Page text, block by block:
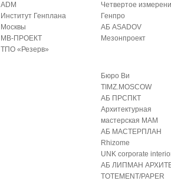
ADM
Институт Генплана
Москвы
МВ-ПРОЕКТ
ТПО «Резерв»
Четвертое
Генпро
АБ ASADOV
Мезонпроект
Бюро Ви
TIMZ.MOSCOW
АБ ПРСПКТ
Архитектурная
мастерская МАМ
АБ МАСТЕРПЛАН
Rhizome
UNK corporate
АБ ЛИПМАН
TOTEMENT/PAPER